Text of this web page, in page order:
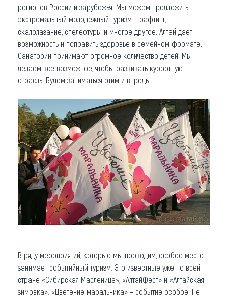
регионов России и зарубежья. Мы можем предложить
экстремальный молодежный туризм – рафтинг,
скалолазание, спелеотуры и многое другое. Алтай дает
возможность и поправить здоровье в семейном формате.
Санатории принимают огромное количество детей. Мы
делаем все возможное, чтобы развивать курортную
отрасль. Будем заниматься этим и впредь.
В ряду мероприятий, которые мы проводим, особое место
занимает событийный туризм. Это известные уже по всей
стране «Сибирская Масленица», «АлтайФест» и «Алтайская
зимовка». «Цветение маральника» – событие особое. Не